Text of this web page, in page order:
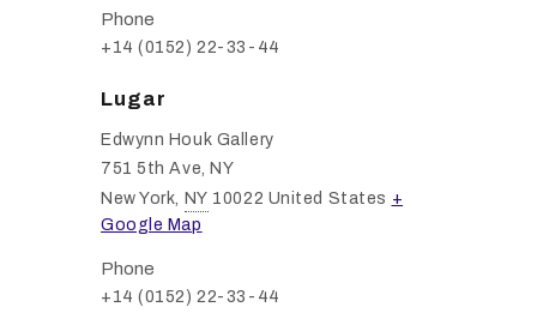
Phone
+14 (0152) 22-33-44
Lugar
Edwynn Houk Gallery
751 5th Ave, NY
New York, NY 10022 United States +
Google Map
Phone
+14 (0152) 22-33-44